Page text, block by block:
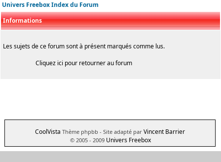
Univers Freebox Index du Forum
Informations
Les sujets de ce forum sont à présent marqués comme lus.
Cliquez ici pour retourner au forum
CoolVista Thème phpbb - Site adapté par Vincent Barrier
© 2005 - 2009 Univers Freebox